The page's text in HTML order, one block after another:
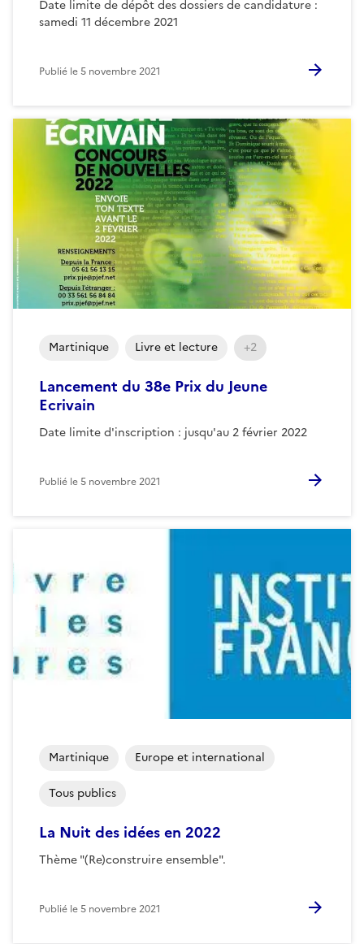
Date limite de dépôt des dossiers de candidature :
samedi 11 décembre 2021
Publié le5 novembre 2021
Lancement du 38e Prix du Jeune
Ecrivain
Date limite d'inscription : jusqu'au 2 février 2022
Martinique Livre et lecture +2
Publié le5 novembre 2021
La Nuit des idées en 2022
Thème "(Re)construire ensemble".
Martinique Europe et international
Tous publics
Publié le5 novembre 2021